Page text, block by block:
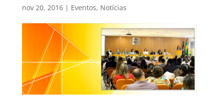
nov 20, 2016| Eventos, Notícias